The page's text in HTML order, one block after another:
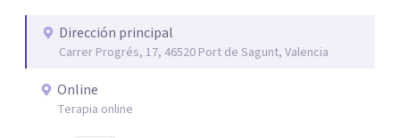
Dirección principal
Carrer Progrés, 17, 46520 Port de Sagunt, Valencia
Online
Terapia online